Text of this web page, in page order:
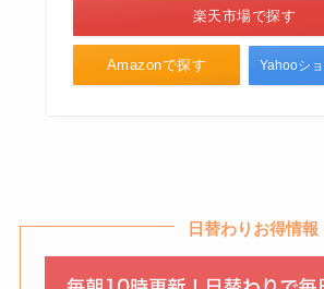
Amazonで探す
楽天市場で探す
Yahooシ
日替わりお得情報